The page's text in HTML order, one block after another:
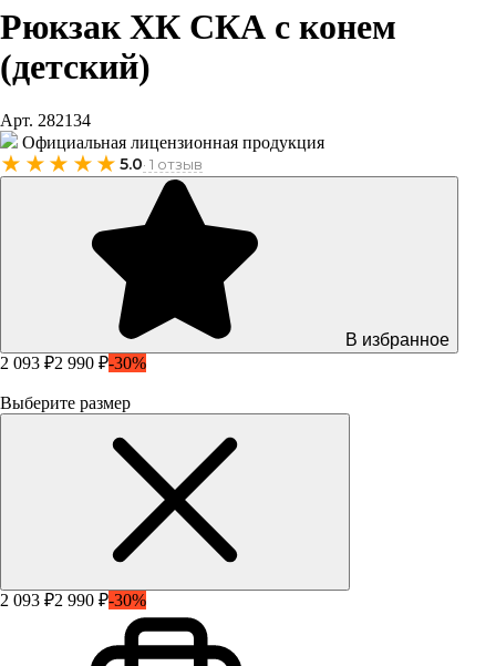
Рюкзак ХК СКА с конем
(детский)
Арт. 282134
Официальная лицензионная продукция
★★★★★ 5.0· 1 отзыв
В избранное
2 093 ₽2 990 ₽-30%
Выберите размер
2 093 ₽2 990 ₽-30%